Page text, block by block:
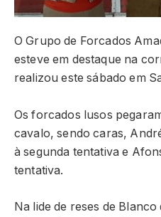
O Grupo de Forcados
esteve em destaque na
realizou este sábado em
Os forcados lusos
cavalo, sendo caras,
à segunda tentativa e
tentativa.
Na lide de reses de